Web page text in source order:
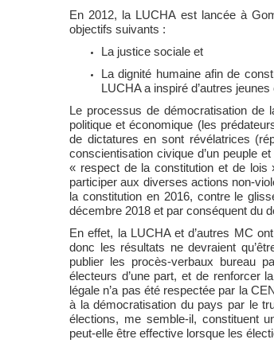
En 2012, la LUCHA est lancée à
objectifs suivants :
La justice sociale et
La dignité humaine afin de
LUCHA a inspiré d’autres
Le processus de démocratisation de
politique et économique (les
de dictatures en sont révélatrices
conscientisation civique d’un peuple
« respect de la constitution et de
participer aux diverses actions non-
la constitution en 2016, contre le
décembre 2018 et par conséquent du
En effet, la LUCHA et d’autres MC
donc les résultats ne devraient
publier les procès-verbaux bureau
électeurs d’une part, et de renforcer
légale n’a pas été respectée par la
à la démocratisation du pays par le
élections, me semble-il, constituent
peut-elle être effective lorsque les